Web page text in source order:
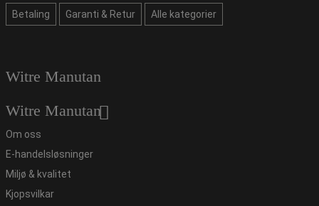
Betaling Garanti & Retur Alle kategorier
Witre Manutan
Witre Manutan
Om oss
E-handelsløsninger
Miljø & kvalitet
Kjopsvilkar